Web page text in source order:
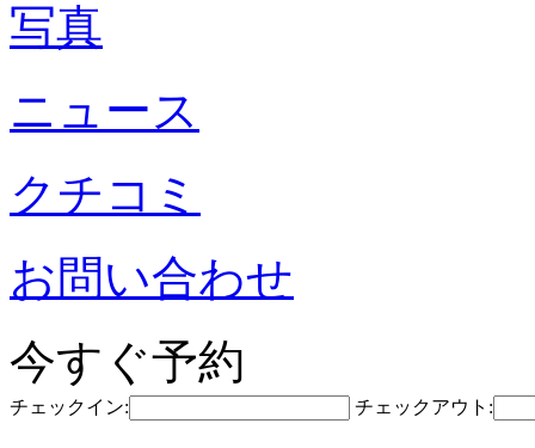
写真
ニュース
クチコミ
お問い合わせ
今すぐ予約
チェックイン: チェックアウト: